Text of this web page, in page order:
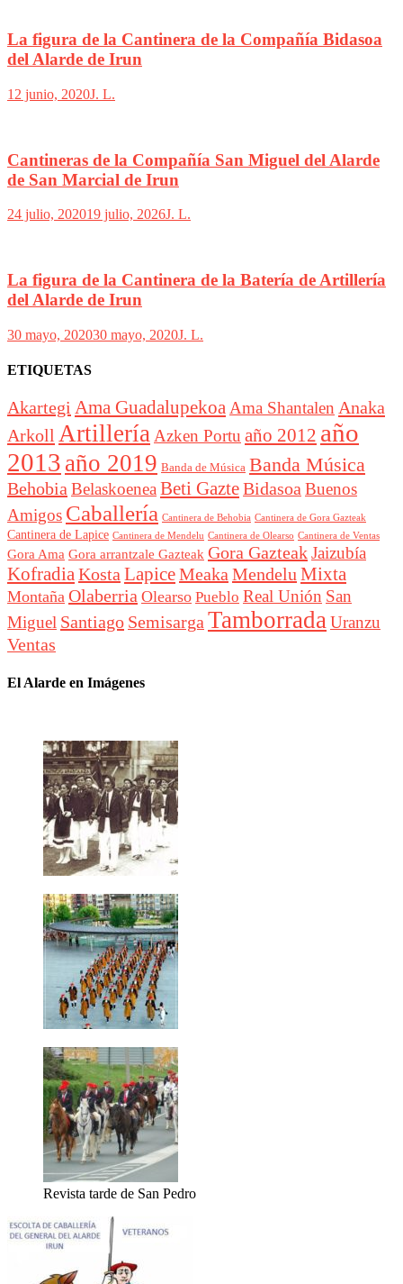
La figura de la Cantinera de la Compañía Bidasoa
del Alarde de Irun
12 junio, 2020J. L.
Cantineras de la Compañía San Miguel del Alarde
de San Marcial de Irun
24 julio, 202019 julio, 2026J. L.
La figura de la Cantinera de la Batería de Artillería
del Alarde de Irun
30 mayo, 202030 mayo, 2020J. L.
ETIQUETAS
Akartegi Ama GuadalupekoaAma Shantalen Anaka
Arkoll ArtilleríaAzken Portu año 2012 año
2013 año 2019 Banda de Música Banda Música
BehobiaBelaskoeneaBeti GazteBidasoaBuenos
Amigos Caballería Cantinera de Behobia Cantinera de Gora Gazteak
Cantinera de Lapice Cantinera de Mendelu Cantinera de Olearso Cantinera de Ventas
Gora Ama Gora arrantzale Gazteak Gora GazteakJaizubía
KofradiaKostaLapiceMeakaMendeluMixta
Montaña Olaberria Olearso Pueblo Real Unión San
Miguel Santiago SemisargaTamborradaUranzu
Ventas
El Alarde en Imágenes
Revista tarde de San Pedro